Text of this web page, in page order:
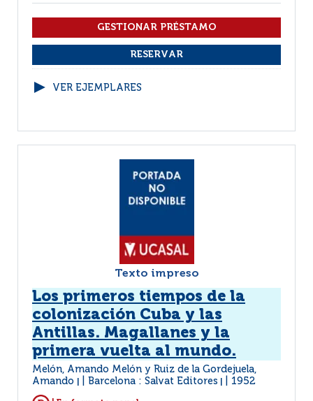
VER EJEMPLARES
Texto impreso
Los primeros tiempos de la
colonización Cuba y las
Antillas. Magallanes y la
primera vuelta al mundo.
Melón, Amando Melón y Ruiz de la Gordejuela,
Amando
Barcelona : Salvat Editores 1952